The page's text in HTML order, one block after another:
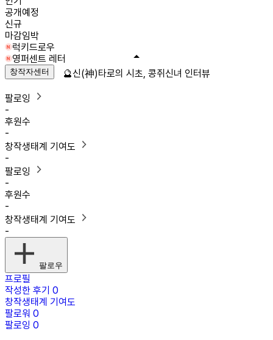
공개예정
신규
마감임박
럭키드로우
영퍼센트 레터
창작자센터
팔로잉
-
후원수
-
창작생태계 기여도
-
팔로잉
-
후원수
-
창작생태계 기여도
-
팔로우
프로필
작성한 후기 0
창작생태계 기여도
팔로워 0
팔로잉 0
🔮신(神)타로의 시초, 콩쥐신녀 인터뷰